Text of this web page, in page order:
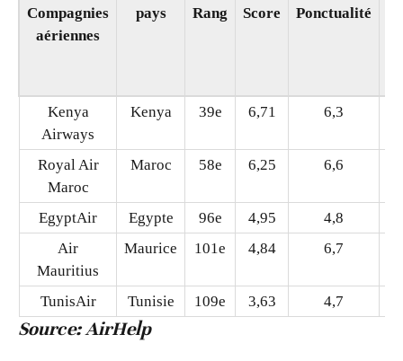
Compagnies
aériennes
pays Rang Score Ponctualité
Kenya
Airways
Kenya 39e 6,71 6,3
Royal Air
Maroc
Maroc 58e 6,25 6,6
EgyptAir Egypte 96e 4,95 4,8
Air
Mauritius
Maurice 101e 4,84 6,7
TunisAir Tunisie 109e 3,63 4,7
Source: AirHelp